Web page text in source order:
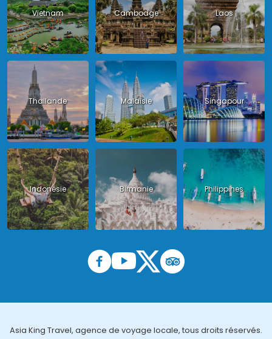
Vietnam Cambodge Laos
Thailande Malaisie Singapour
Indonésie Birmanie Philippines
Asia King Travel, agence de voyage locale, tous droits réservés.